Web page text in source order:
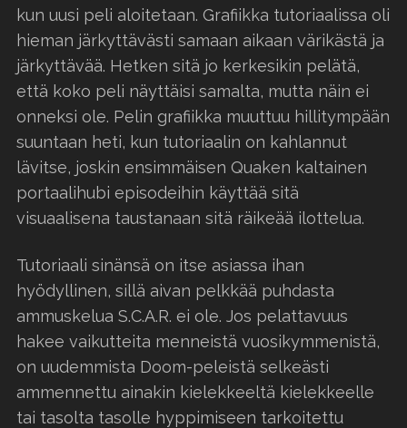
kun uusi peli aloitetaan. Grafiikka tutoriaalissa oli
hieman järkyttävästi samaan aikaan värikästä ja
järkyttävää. Hetken sitä jo kerkesikin pelätä,
että koko peli näyttäisi samalta, mutta näin ei
onneksi ole. Pelin grafiikka muuttuu hillitympään
suuntaan heti, kun tutoriaalin on kahlannut
lävitse, joskin ensimmäisen Quaken kaltainen
portaalihubi episodeihin käyttää sitä
visuaalisena taustanaan sitä räikeää ilottelua.
Tutoriaali sinänsä on itse asiassa ihan
hyödyllinen, sillä aivan pelkkää puhdasta
ammuskelua S.C.A.R. ei ole. Jos pelattavuus
hakee vaikutteita menneistä vuosikymmenistä,
on uudemmista Doom-peleistä selkeästi
ammennettu ainakin kielekkeeltä kielekkeelle
tai tasolta tasolle hyppimiseen tarkoitettu